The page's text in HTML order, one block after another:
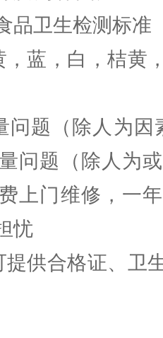
品卫生检测标准
，蓝，白，桔黄
问题（除人为
问题（除人为
上门维修，一
忧
供合格证、卫